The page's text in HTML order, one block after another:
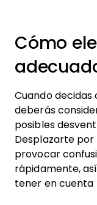
Cómo
Cuando decidas
deberás
posibles
Desplazarte por
provocar
rápidamente,
tener en cuenta